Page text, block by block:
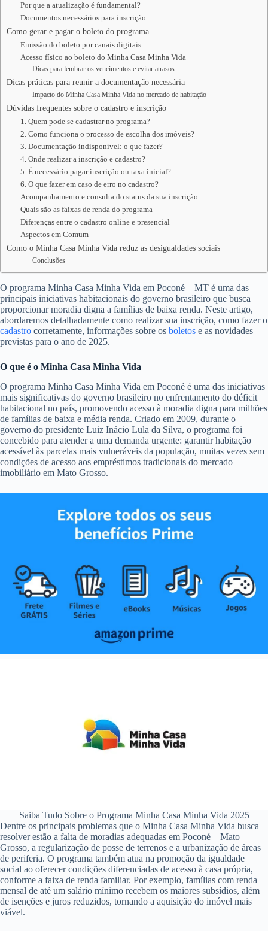
Por que a atualização é fundamental?
Documentos necessários para inscrição
Como gerar e pagar o boleto do programa
Emissão do boleto por canais digitais
Acesso físico ao boleto do Minha Casa Minha Vida
Dicas para lembrar os vencimentos e evitar atrasos
Dicas práticas para reunir a documentação necessária
Impacto do Minha Casa Minha Vida no mercado de habitação
Dúvidas frequentes sobre o cadastro e inscrição
1. Quem pode se cadastrar no programa?
2. Como funciona o processo de escolha dos imóveis?
3. Documentação indisponível: o que fazer?
4. Onde realizar a inscrição e cadastro?
5. É necessário pagar inscrição ou taxa inicial?
6. O que fazer em caso de erro no cadastro?
Acompanhamento e consulta do status da sua inscrição
Quais são as faixas de renda do programa
Diferenças entre o cadastro online e presencial
Aspectos em Comum
Como o Minha Casa Minha Vida reduz as desigualdades sociais
Conclusões
O programa Minha Casa Minha Vida em Poconé – MT é uma das
principais iniciativas habitacionais do governo brasileiro que busca
proporcionar moradia digna a famílias de baixa renda. Neste artigo,
abordaremos detalhadamente como realizar sua inscrição, como fazer o
cadastro corretamente, informações sobre os boletos e as novidades
previstas para o ano de 2025.
O que é o Minha Casa Minha Vida
O programa Minha Casa Minha Vida em Poconé é uma das iniciativas
mais significativas do governo brasileiro no enfrentamento do déficit
habitacional no país, promovendo acesso à moradia digna para milhões
de famílias de baixa e média renda. Criado em 2009, durante o
governo do presidente Luiz Inácio Lula da Silva, o programa foi
concebido para atender a uma demanda urgente: garantir habitação
acessível às parcelas mais vulneráveis da população, muitas vezes sem
condições de acesso aos empréstimos tradicionais do mercado
imobiliário em Mato Grosso.
Saiba Tudo Sobre o Programa Minha Casa Minha Vida 2025
Dentre os principais problemas que o Minha Casa Minha Vida busca
resolver estão a falta de moradias adequadas em Poconé – Mato
Grosso, a regularização de posse de terrenos e a urbanização de áreas
de periferia. O programa também atua na promoção da igualdade
social ao oferecer condições diferenciadas de acesso à casa própria,
conforme a faixa de renda familiar. Por exemplo, famílias com renda
mensal de até um salário mínimo recebem os maiores subsídios, além
de isenções e juros reduzidos, tornando a aquisição do imóvel mais
viável.